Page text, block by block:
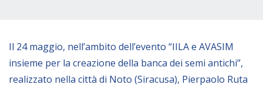
COOPERAZIONE
Patrimonio culturale
Il 24 maggio, nell’ambito dell’evento “IILA e AVASIM
insieme per la creazione della banca dei semi antichi”,
realizzato nella città di Noto (Siracusa), Pierpaolo Ruta